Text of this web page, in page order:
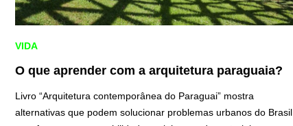
VIDA
O que aprender com a arquitetura paraguaia?
Livro “Arquitetura contemporânea do Paraguai” mostra
alternativas que podem solucionar problemas urbanos do Brasil